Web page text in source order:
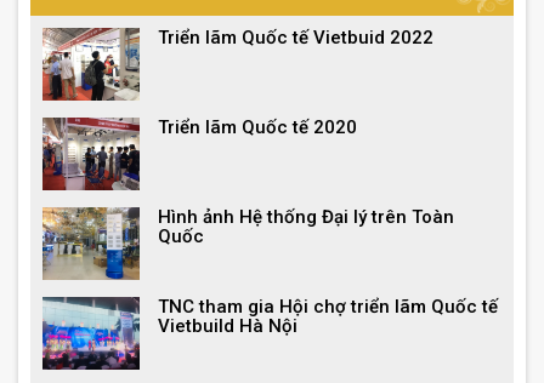
Triển lãm Quốc tế Vietbuid 2022
Triển lãm Quốc tế 2020
Hình ảnh Hệ thống Đại lý trên Toàn
Quốc
TNC tham gia Hội chợ triển lãm Quốc tế
Vietbuild Hà Nội